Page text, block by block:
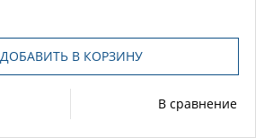
ДОБАВИТЬ В КОРЗИНУ
В сравнение